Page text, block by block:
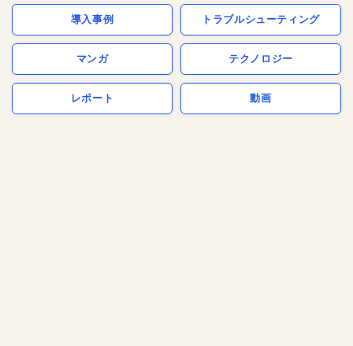
導入事例 トラブルシューティング
マンガ テクノロジー
レポート 動画